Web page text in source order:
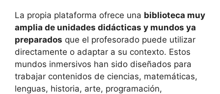
La propia plataforma ofrece una biblioteca muy
amplia de unidades didácticas y mundos ya
preparados que el profesorado puede utilizar
directamente o adaptar a su contexto. Estos
mundos inmersivos han sido diseñados para
trabajar contenidos de ciencias, matemáticas,
lenguas, historia, arte, programación,